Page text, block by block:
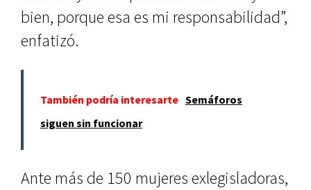
bien, porque esa es mi responsabilidad”,
enfatizó.
También podría interesarte Semáforos
siguen sin funcionar
Ante más de 150 mujeres exlegisladoras,